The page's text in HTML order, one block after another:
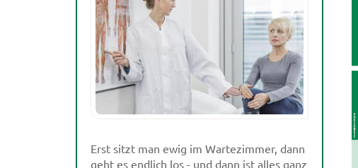
Erst sitzt man ewig im Wartezimmer, dann
geht es endlich los - und dann ist alles ganz